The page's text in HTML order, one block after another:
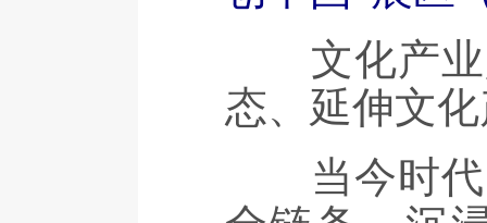
文化产业
态、延伸文
当今时代